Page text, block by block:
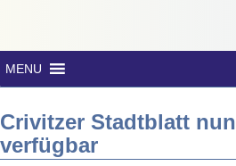
MENU
Crivitzer Stadtblatt
verfügbar